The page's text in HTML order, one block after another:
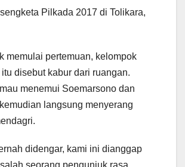
Pilkada 2017 di Tolikara,
memulai pertemuan, kelompok
disebut kabur dari ruangan.
menemui Soemarsono dan
langsung menyerang
didengar, kami ini dianggap
seorang pengunjuk rasa